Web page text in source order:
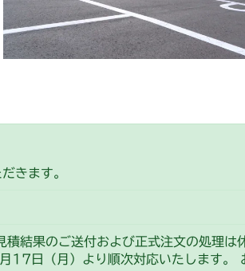
きます。
結果のご送付および正式注文の処理は
17日（月）より順次対応いたします。